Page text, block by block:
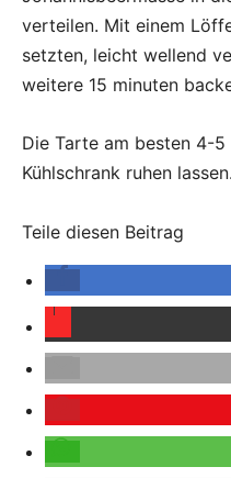
verteilen. Mit einem
setzten, leicht wellend
weitere 15 minuten
Die Tarte am besten 4-
Kühlschrank ruhen lassen.
Teile diesen Beitrag